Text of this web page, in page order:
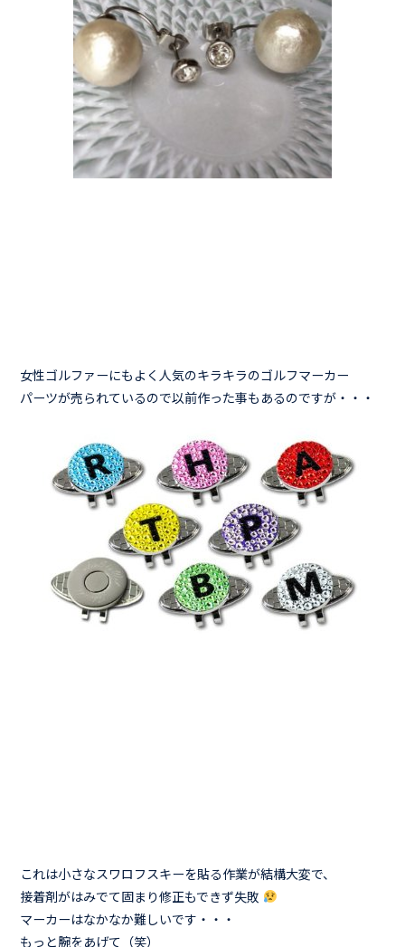
女性ゴルファーにもよく人気のキラキラのゴルフマーカー
パーツが売られているので以前作った事もあるのですが・・・
これは小さなスワロフスキーを貼る作業が結構大変で、
接着剤がはみでて固まり修正もできず失敗
マーカーはなかなか難しいです・・・
もっと腕をあげて（笑）